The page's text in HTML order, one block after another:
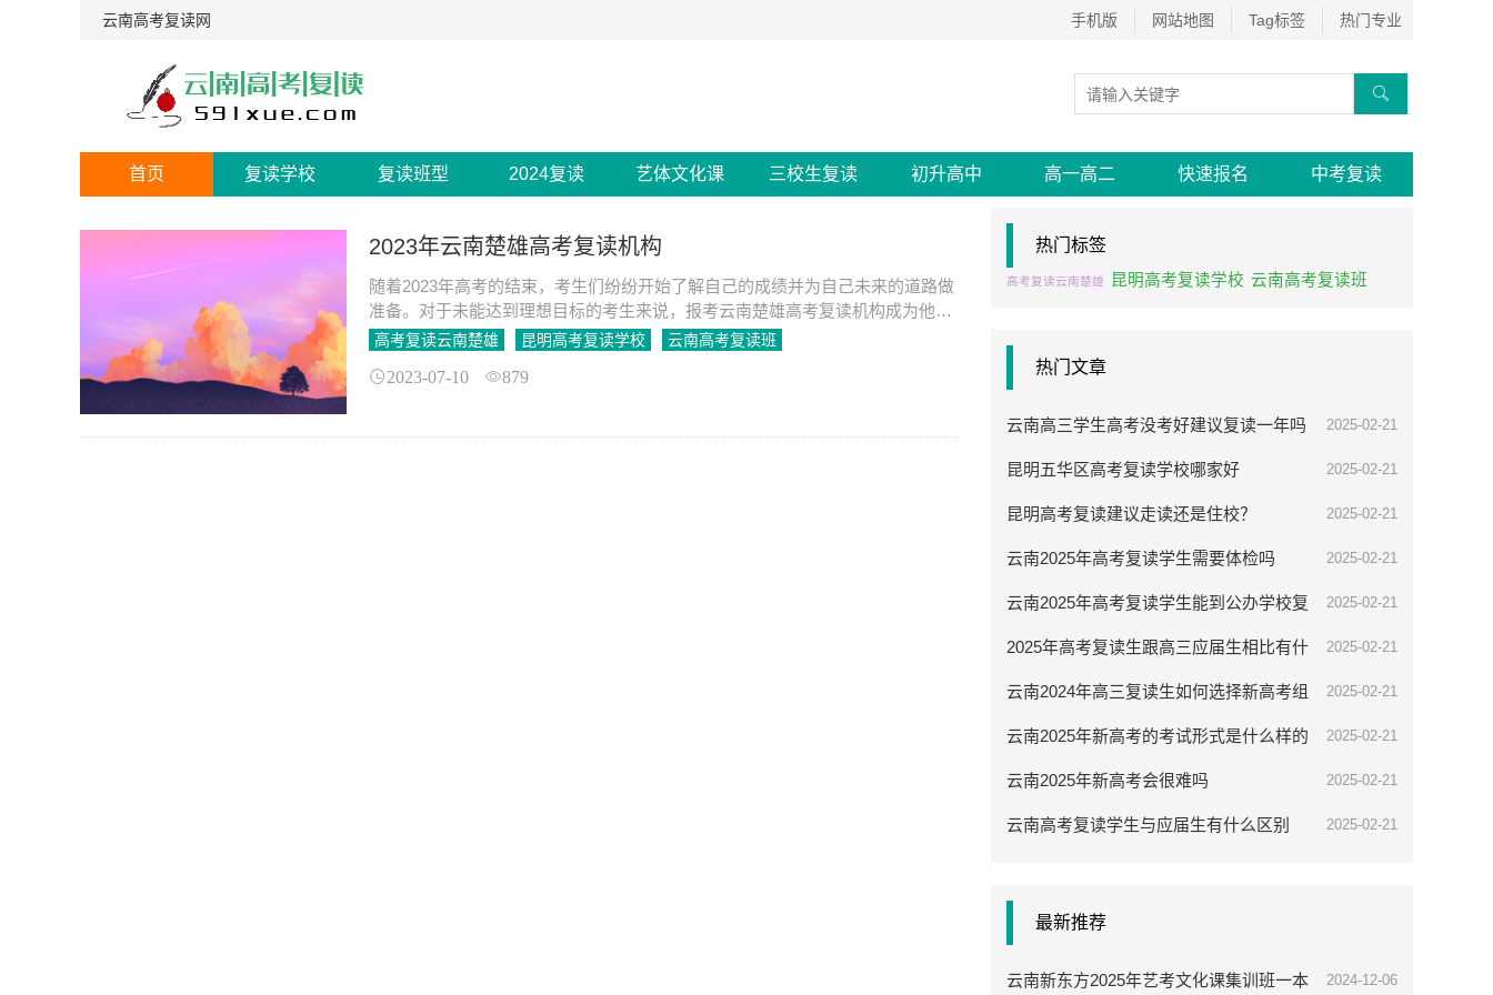
云南高考复读网 手机版 网站地图 Tag标签 热门专业

首页 复读学校 复读班型 2024复读 艺体文化课 三校生复读 初升高中 高一高二 快速报名 中考复读
2023年云南楚雄高考复读机构
随着2023年高考的结束，考生们纷纷开始了解自己的成绩并为自己未来的道路做
准备。对于未能达到理想目标的考生来说，报考云南楚雄高考复读机构成为他们
追逐梦想的一条重要途径。在云南省，有许多老牌高考复读机构经过多年的努力
高考复读云南楚雄 昆明高考复读学校 云南高考复读班
2023-07-10 879
热门标签
高考复读云南楚雄 昆明高考复读学校 云南高考复读班
热门文章
云南高三学生高考没考好建议复读一年吗 2025-02-21
昆明五华区高考复读学校哪家好 2025-02-21
昆明高考复读建议走读还是住校？ 2025-02-21
云南2025年高考复读学生需要体检吗 2025-02-21
云南2025年高考复读学生能到公办学校复
读吗
2025-02-21
2025年高考复读生跟高三应届生相比有什
么优势
2025-02-21
云南2024年高三复读生如何选择新高考组
合
2025-02-21
云南2025年新高考的考试形式是什么样的 2025-02-21
云南2025年新高考会很难吗 2025-02-21
云南高考复读学生与应届生有什么区别 2025-02-21
最新推荐
云南新东方2025年艺考文化课集训班一本 2024-12-06